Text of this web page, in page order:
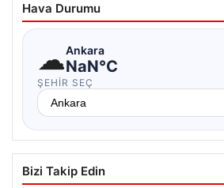
Hava Durumu
☁Ankara
NaN°C
ŞEHIR SEÇ
Bizi Takip Edin